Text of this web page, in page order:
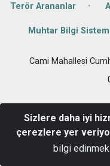
Terör Arananlar
Muhtar Bilgi
Cami Mahallesi
Sizlere daha iyi
çerezlere yer
bilgi